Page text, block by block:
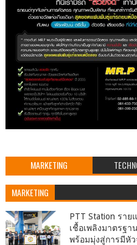
MARKETING
MARKETING
PTT Station รา
เชื้อเพลิงมาตรฐ
พร้อมมุ่งสู่การมีหั